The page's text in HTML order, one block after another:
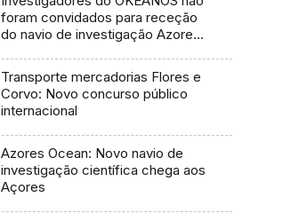
foram convidados para receção
do navio de investigação Azores
Transporte mercadorias Flores e
Corvo: Novo concurso público
internacional
Azores Ocean: Novo navio de
investigação científica chega aos
Açores